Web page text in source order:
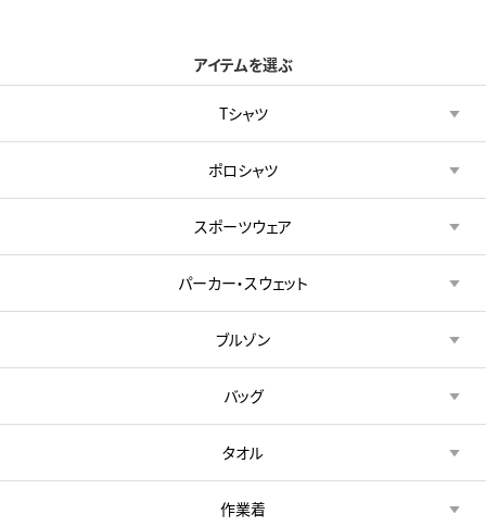
アイテムを選ぶ
Tシャツ
ポロシャツ
スポーツウェア
パーカー・スウェット
ブルゾン
バッグ
タオル
作業着